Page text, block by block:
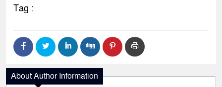
Tag :
About Author Information